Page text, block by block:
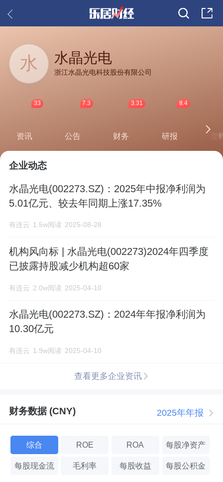
水 水晶光电
浙江水晶光电科技股份有限公司
33
资讯
7.3
公告
3.31
财务
8.4
研报 资
企业动态
水晶光电(002273.SZ)：2025年中报净利润为
5.01亿元、较去年同期上涨17.35%
有连云 1.5w阅读 2025-08-28
机构风向标 | 水晶光电(002273)2024年四季度
已披露持股减少机构超60家
有连云 2.0w阅读 2025-04-10
水晶光电(002273.SZ)：2024年年报净利润为
10.30亿元
有连云 1.9w阅读 2025-04-10
查看更多企业资讯
财务数据 (CNY) 2025年年报
综合 ROE ROA 每股净资产
每股现金流 毛利率 每股收益 每股公积金